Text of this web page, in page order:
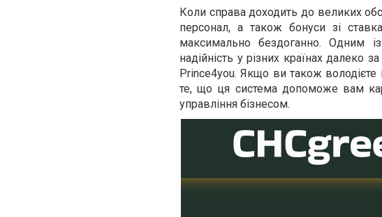
Коли справа доходить до великих
персонал, а також бонуси зі
максимально бездоганно. Одним
надійність у різних країнах
Prince4you. Якщо ви також
те, що ця система допоможе вам
управління бізнесом.